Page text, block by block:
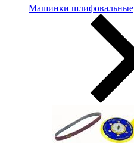
Машинки шлифовальные